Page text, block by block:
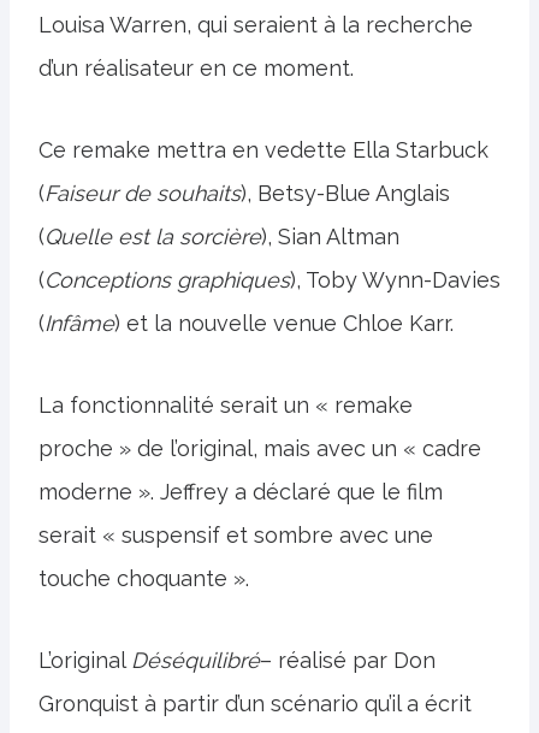
Louisa Warren, qui seraient à la recherche
d’un réalisateur en ce moment.
Ce remake mettra en vedette Ella Starbuck
(Faiseur de souhaits), Betsy-Blue Anglais
(Quelle est la sorcière), Sian Altman
(Conceptions graphiques), Toby Wynn-Davies
(Infâme) et la nouvelle venue Chloe Karr.
La fonctionnalité serait un « remake
proche » de l’original, mais avec un « cadre
moderne ». Jeffrey a déclaré que le film
serait « suspensif et sombre avec une
touche choquante ».
L’original Déséquilibré– réalisé par Don
Gronquist à partir d’un scénario qu’il a écrit